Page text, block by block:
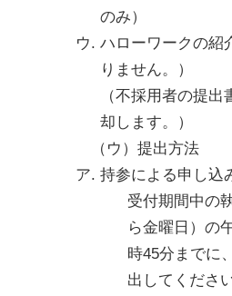
のみ）
ハローワークの紹
りません。）
（不採用者の提
却します。）
（ウ）提出方法
持参による申し込
受付期間中の
ら金曜日）の
時45分までに
出してください